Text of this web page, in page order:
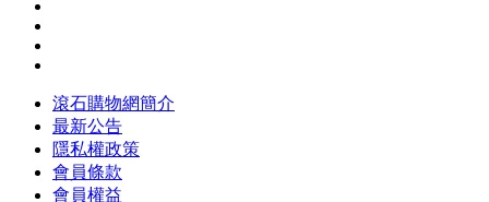
滾石購物網簡介
最新公告
隱私權政策
會員條款
會員權益